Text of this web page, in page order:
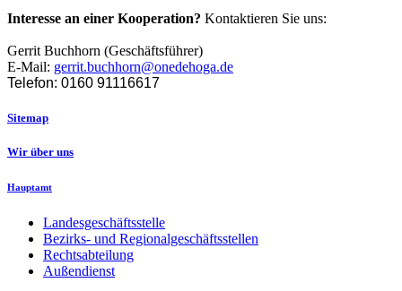
Interesse an einer Kooperation? Kontaktieren Sie uns:
Gerrit Buchhorn (Geschäftsführer)
E-Mail: gerrit.buchhorn@onedehoga.de
Telefon: 0160 91116617
Sitemap
Wir über uns
Hauptamt
Landesgeschäftsstelle
Bezirks- und Regionalgeschäftsstellen
Rechtsabteilung
Außendienst